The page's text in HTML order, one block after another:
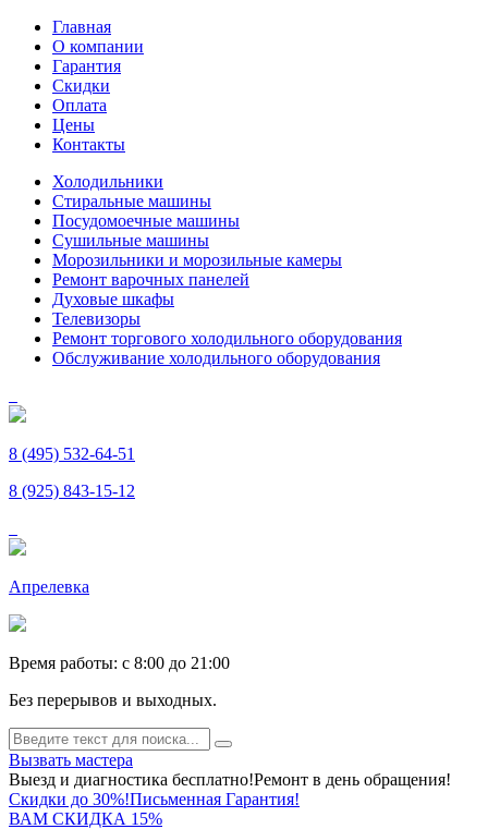
Главная
О компании
Гарантия
Скидки
Оплата
Цены
Контакты
Холодильники
Стиральные машины
Посудомоечные машины
Сушильные машины
Морозильники и морозильные камеры
Ремонт варочных панелей
Духовые шкафы
Телевизоры
Ремонт торгового холодильного оборудования
Обслуживание холодильного оборудования
8 (495) 532-64-51
8 (925) 843-15-12
Апрелевка
Время работы: c 8:00 до 21:00
Без перерывов и выходных.
Вызвать мастера
Выезд и диагностика бесплатно!Ремонт в день обращения!
Скидки до 30%!Письменная Гарантия!
ВАМ СКИДКА 15%